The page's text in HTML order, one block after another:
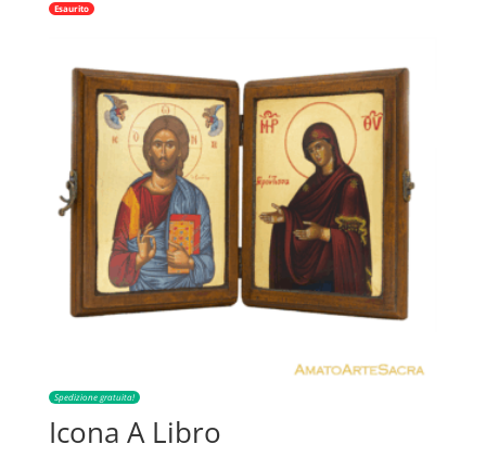
Esaurito
Spedizione gratuita!
Icona A Libro